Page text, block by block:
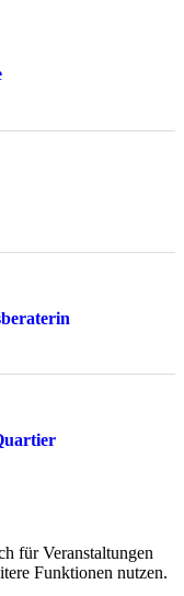
für Veranstaltungen
Funktionen nutzen.